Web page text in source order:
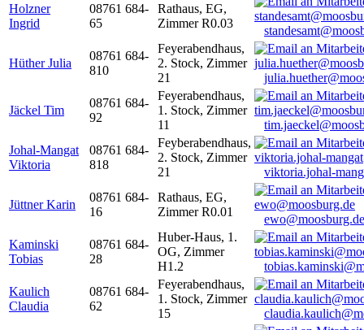
Holzner
Ingrid
08761 684-
65
Rathaus, EG,
Zimmer R0.03
Hüther Julia
08761 684-
810
Feyerabendhaus,
2. Stock, Zimmer
21
Jäckel Tim
08761 684-
92
Feyerabendhaus,
1. Stock, Zimmer
11
Johal-Mangat
Viktoria
08761 684-
818
Feyberabendhaus,
2. Stock, Zimmer
21
viktoria.johal-
Jüttner Karin
08761 684-
16
Rathaus, EG,
Zimmer R0.01
ewo@moosburg.de
Kaminski
Tobias
08761 684-
28
Huber-Haus, 1.
OG, Zimmer
H1.2
Kaulich
Claudia
08761 684-
62
Feyerabendhaus,
1. Stock, Zimmer
15